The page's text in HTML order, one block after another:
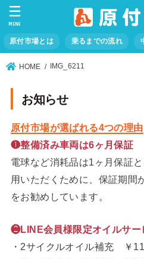
原付市場とは 乗るまでの流れ
MENU
HOME IMG_6211
お知らせ
原付市場が選ばれる4つの理由
❶整備済み車両は6ヶ月保証
電球など消耗品は1ヶ月保証
用いただくために、保証期間
をお勧めしています。
❷LINE会員様限定オイルサー
・2サイクルオイル補充 ￥